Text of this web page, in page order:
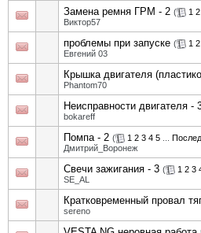
Замена ремня ГРМ - 2 ( 1 2
Виктор57
проблемы при запуске ( 1 2
Евгений 03
Крышка двигателя
Phantom70
Неисправности двигателя -
bokareff
Помпа - 2 ( 1 2 3 4 5
Дмитрий_Воронеж
Свечи зажигания - 3 ( 1 2 3
SE_AL
Кратковременный провал
sereno